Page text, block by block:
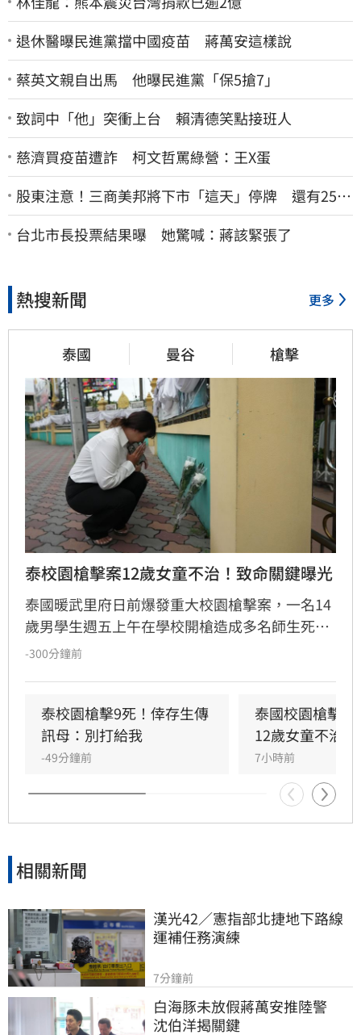
退休醫曝民進黨擋中國疫苗 蔣萬安這樣說
蔡英文親自出馬 他曝民進黨「保5搶7」
致詞中「他」突衝上台 賴清德笑點接班人
慈濟買疫苗遭詐 柯文哲罵綠營：王X蛋
股東注意！三商美邦將下市「這天」停牌 還有252
名千張大戶
台北市長投票結果曝 她驚喊：蔣該緊張了
熱搜新聞 更多
泰國 曼谷 槍擊
泰校園槍擊案12歲女童不治！致命關鍵曝光
泰國暖武里府日前爆發重大校園槍擊案，一名14
歲男學生週五上午在學校開槍造成多名師生死
傷，之後舉槍自盡，且嫌犯被懷疑案發前已在家
生後，泰國總理阿努廷（Anutin Charnvirakul）
隨即承諾推動新的槍枝管制法律，未來擬限制一
般民眾攜帶槍枝，僅允許執勤中的政府官員持
-300分鐘前
泰校園槍擊9死！倖存生傳
訊母：別打給我
-49分鐘前
泰國校園槍擊
12歲女童不治
7小時前
相關新聞
漢光42／憲指部北捷地下路線
運補任務演練
7分鐘前
白海豚未放假蔣萬安推陸警
沈伯洋揭關鍵